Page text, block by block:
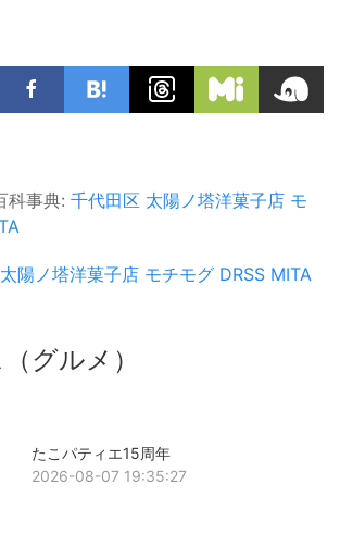
科事典: 千代田区 太陽ノ塔洋菓子店 モ
太陽ノ塔洋菓子店 モチモグ DRSS MITA
グルメ）
たこパティエ15周年
2026-08-07 19:35:27